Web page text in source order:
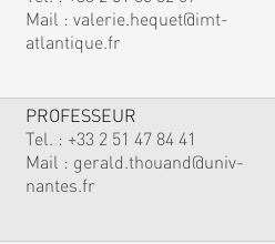
Mail : valerie.hequet@imt-
atlantique.fr
PROFESSEUR
Tel. : +33 2 51 47 84 41
Mail : gerald.thouand@univ-
nantes.fr